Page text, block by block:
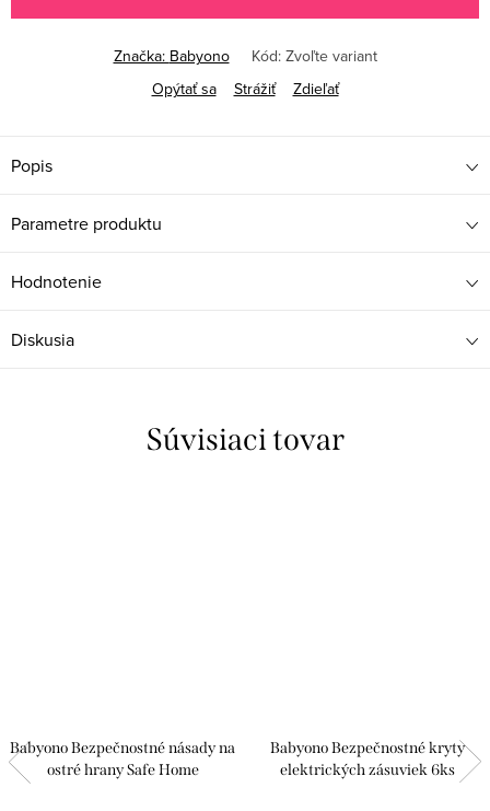
Značka: Babyono Kód: Zvoľte variant
Opýtať sa
Strážiť Zdieľať
Popis
Parametre produktu
Hodnotenie
Diskusia
Súvisiaci tovar
Babyono Bezpečnostné násady na
ostré hrany Safe Home
Babyono Bezpečnostné kryty
elektrických zásuviek 6ks